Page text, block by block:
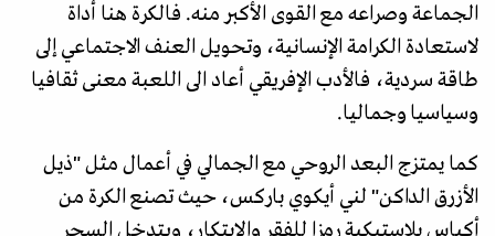
الجماعة وصراعه مع القوى الأكبر منه. فالكرة هنا أداة
لاستعادة الكرامة الإنسانية، وتحويل العنف الاجتماعي إلى
طاقة سردية، فالأدب الإفريقي أعاد الى اللعبة معنى ثقافيا
وسياسيا وجماليا.
كما يمتزج البعد الروحي مع الجمالي في أعمال مثل "ذيل
الأزرق الداكن" لني أيكوي باركس، حيث تصنع الكرة من